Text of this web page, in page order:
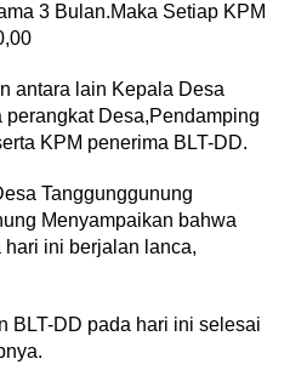
3 Bulan.Maka Setiap KPM
antara lain Kepala Desa
Desa,Pendamping
KPM penerima BLT-DD.
Tanggunggunung
Menyampaikan bahwa
ini berjalan lanca,
BLT-DD pada hari ini selesai